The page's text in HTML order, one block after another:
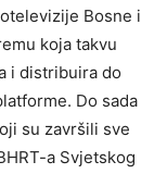
Bosne i
koja takvu
i distribuira do
Do sada
su završili sve
a Svjetskog